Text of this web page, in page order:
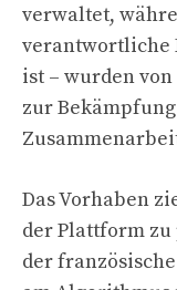
verwaltet,
verantwortliche
ist – wurden
zur
Das Vorhaben
der Plattform
der